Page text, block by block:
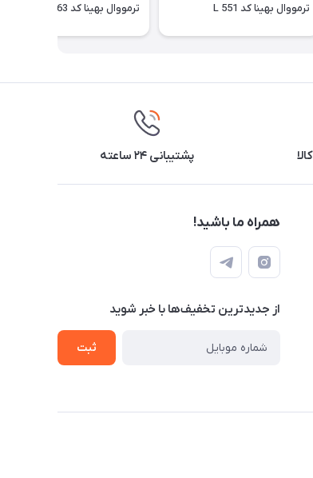
ترمووال بهینا کد L 551 ترمووال بهینا کد L 363
پشتیبانی ۲۴ ساعته
همراه ما باشید!
از جدید‌ترین تخفیف‌ها با‌ خبر شوید
ثبت